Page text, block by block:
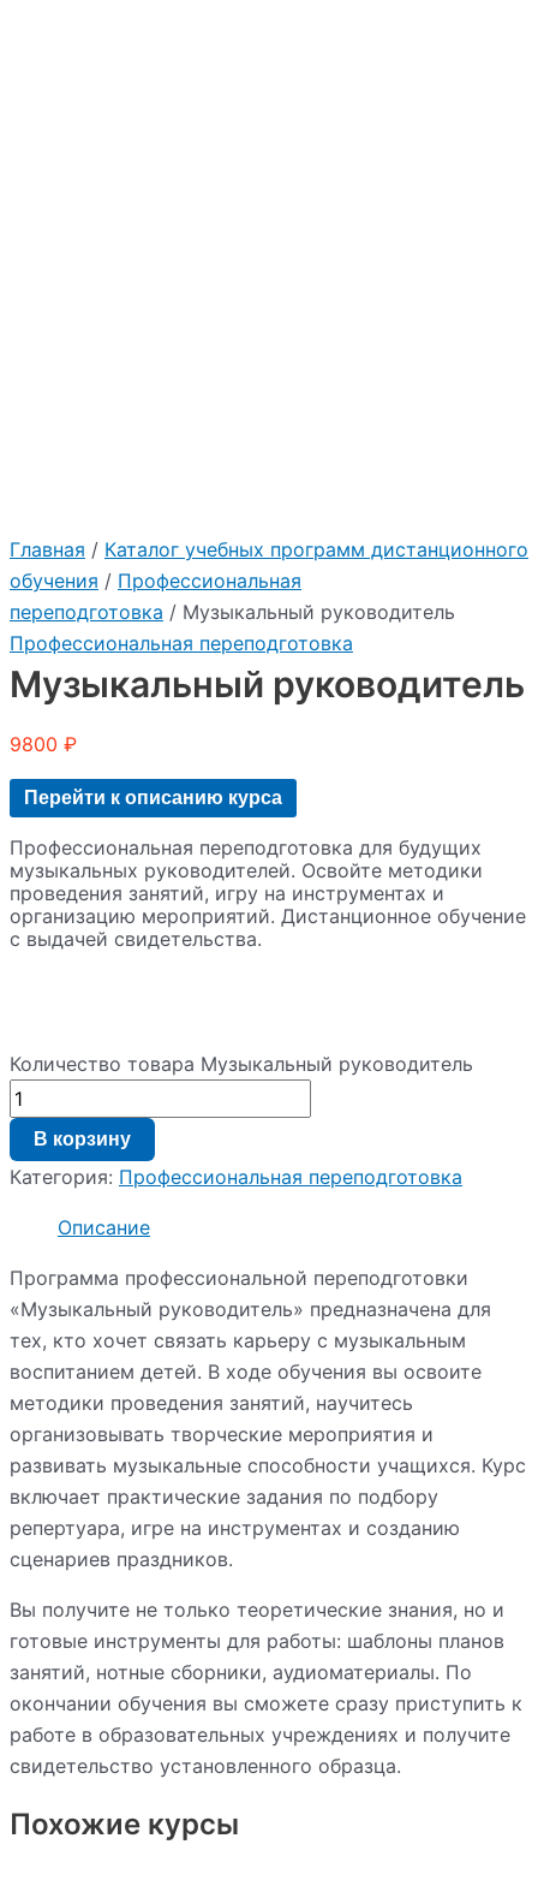
Главная / Каталог учебных программ дистанционного
обучения / Профессиональная
переподготовка / Музыкальный руководитель
Профессиональная переподготовка
Музыкальный руководитель
9800 ₽
Перейти к описанию курса
Профессиональная переподготовка для будущих
музыкальных руководителей. Освойте методики
проведения занятий, игру на инструментах и
организацию мероприятий. Дистанционное обучение
с выдачей свидетельства.
Количество товара Музыкальный руководитель
В корзину
Категория: Профессиональная переподготовка
Описание
Программа профессиональной переподготовки
«Музыкальный руководитель» предназначена для
тех, кто хочет связать карьеру с музыкальным
воспитанием детей. В ходе обучения вы освоите
методики проведения занятий, научитесь
организовывать творческие мероприятия и
развивать музыкальные способности учащихся. Курс
включает практические задания по подбору
репертуара, игре на инструментах и созданию
сценариев праздников.
Вы получите не только теоретические знания, но и
готовые инструменты для работы: шаблоны планов
занятий, нотные сборники, аудиоматериалы. По
окончании обучения вы сможете сразу приступить к
работе в образовательных учреждениях и получите
свидетельство установленного образца.
Похожие курсы